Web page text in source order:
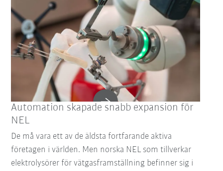
Automation skapade snabb expansion för
NEL
De må vara ett av de äldsta fortfarande aktiva
företagen i världen. Men norska NEL som tillverkar
elektrolysörer för vätgasframställning befinner sig i